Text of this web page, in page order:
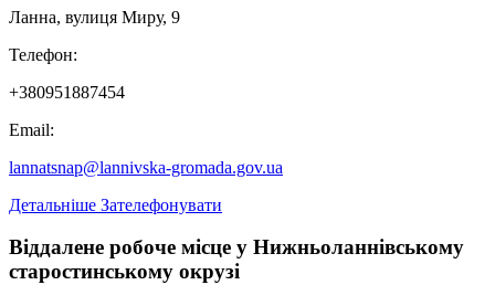
Ланна, вулиця Миру, 9
Телефон:
+380951887454
Email:
lannatsnap@lannivska-gromada.gov.ua
Детальніше Зателефонувати
Віддалене робоче місце у Нижньоланнівському
старостинському окрузі